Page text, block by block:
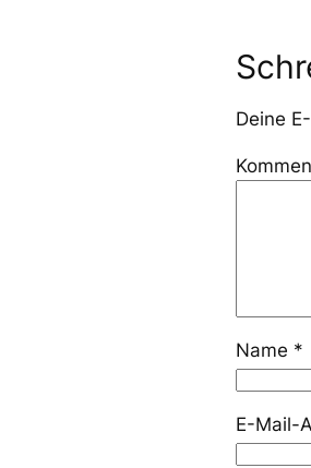
Deine
Name *
E-Mail-